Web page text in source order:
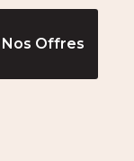
Nos Offres